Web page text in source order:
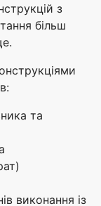
з
більш
та
виконання із